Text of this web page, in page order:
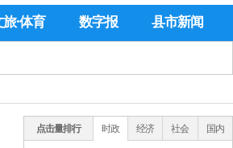
·体育 数字报 县市新闻
点击量排行 时政 经济 社会 国内